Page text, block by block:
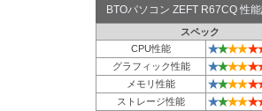
BTOパソコン ZEFT R67CQ 性
スペック
CPU性能
★★★★★
グラフィック性能 ★★★★★
メモリ性能 ★★★★★
ストレージ性能 ★★★★★